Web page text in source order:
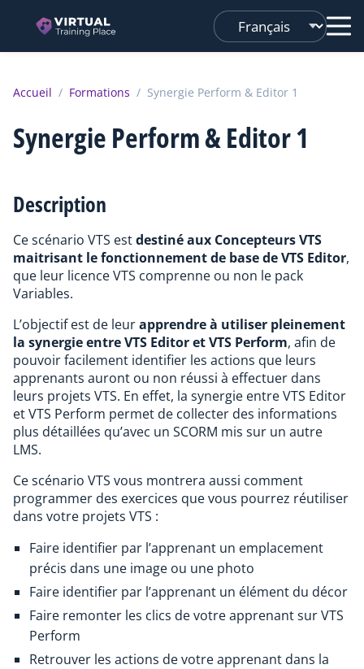
Changer
de
Accueil / Formations / Synergie Perform & Editor 1
Synergie Perform & Editor 1
Description
Ce scénario VTS estdestiné aux Concepteurs VTS
maitrisant le fonctionnement de base de VTS Editor,
que leur licence VTS comprenne ou non le pack
Variables.
L’objectif est de leurapprendre à utiliser pleinement
la synergie entre VTS Editor et VTS Perform, afin de
pouvoir facilement identifier les actions que leurs
apprenants auront ou non réussi à effectuer dans
leurs projets VTS. En effet, la synergie entre VTS Editor
et VTS Perform permet de collecter des informations
plus détaillées qu’avec un SCORM mis sur un autre
LMS.
Ce scénario VTS vous montrera aussi comment
programmer des exercices que vous pourrez réutiliser
dans votre projets VTS :
Faire identifier par l’apprenant un emplacement
précis dans une image ou une photo
Faire identifier par l’apprenant un élément du décor
Faire remonter les clics de votre apprenant sur VTS
Perform
Retrouver les actions de votre apprenant dans la